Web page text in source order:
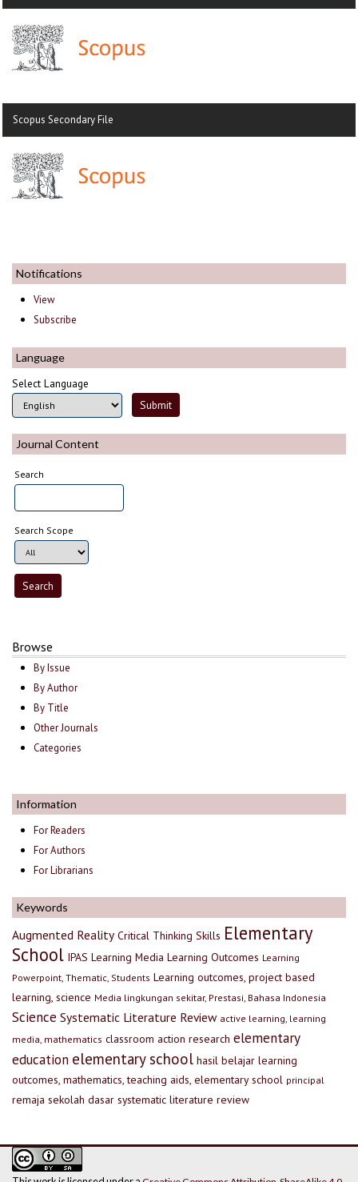
Scopus Secondary File
Notifications
View
Subscribe
Language
Select Language
Journal Content
Search
Search Scope
Browse
By Issue
By Author
By Title
Other Journals
Categories
Information
For Readers
For Authors
For Librarians
Keywords
Augmented Reality Critical Thinking Skills Elementary
School IPAS Learning Media Learning Outcomes Learning
Powerpoint, Thematic, Students Learning outcomes, project based
learning, science Media lingkungan sekitar, Prestasi, Bahasa Indonesia
Science Systematic Literature Review active learning, learning
media, mathematics classroom action research elementary
education elementary school hasil belajar learning
outcomes, mathematics, teaching aids, elementary school principal
remaja sekolah dasar systematic literature review